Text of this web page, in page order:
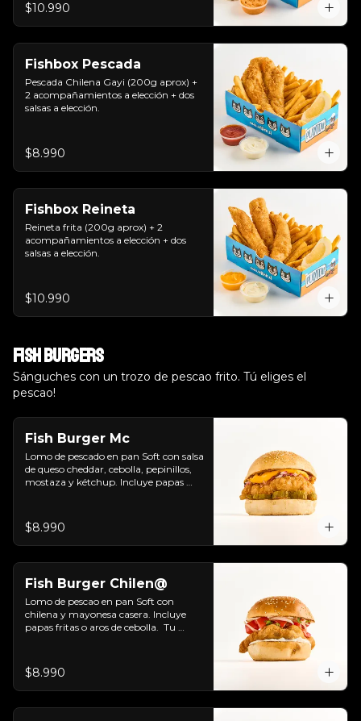
$10.990
Fishbox Pescada
Pescada Chilena Gayi (200g aprox) +
2 acompañamientos a elección + dos
salsas a elección.
$8.990
Fishbox Reineta
Reineta frita (200g aprox) + 2
acompañamientos a elección + dos
salsas a elección.
$10.990
Fish Burgers
Sánguches con un trozo de pescao frito. Tú eliges el
pescao!
Fish Burger Mc
Lomo de pescado en pan Soft con salsa
de queso cheddar, cebolla, pepinillos,
mostaza y kétchup. Incluye papas
$8.990
Fish Burger Chilen@
Lomo de pescao en pan Soft con
chilena y mayonesa casera. Incluye
papas fritas o aros de cebolla.  Tu
$8.990